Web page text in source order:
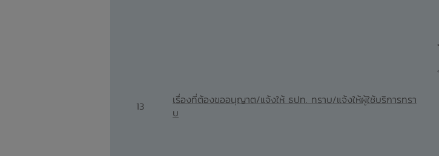
13
เรื่องที่ต้องขออนุญาต/แจ้งให้ ธปท. ทราบ/แจ้งให้ผู้ใช้บริการทรา
บ